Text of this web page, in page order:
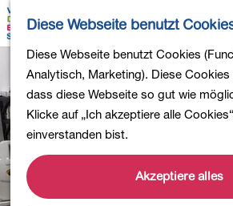
Diese Webseite benutzt
Diese Webseite benutzt Cookies
Analytisch, Marketing). Diese Cookies
dass diese Webseite so gut wie
Klicke auf „Ich akzeptiere alle
einverstanden bist.
Akzeptiere alles
h
e
n
S
i
e
K
r
t
e
S
c
h
e
n
e
n
ü
In